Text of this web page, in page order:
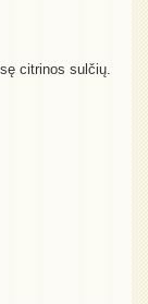
citrinos sulčių.